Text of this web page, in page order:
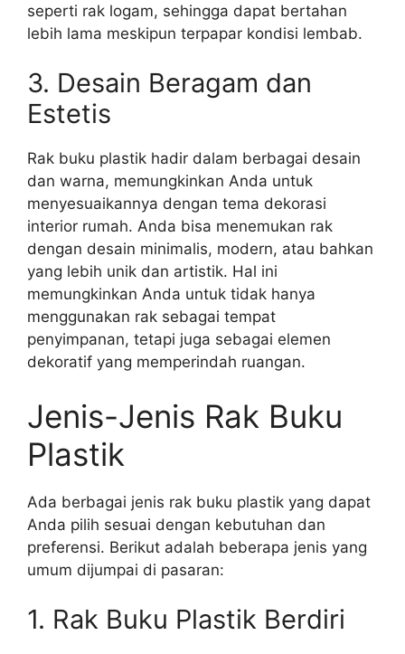
seperti rak logam, sehingga dapat bertahan
lebih lama meskipun terpapar kondisi lembab.
3. Desain Beragam dan
Estetis
Rak buku plastik hadir dalam berbagai desain
dan warna, memungkinkan Anda untuk
menyesuaikannya dengan tema dekorasi
interior rumah. Anda bisa menemukan rak
dengan desain minimalis, modern, atau bahkan
yang lebih unik dan artistik. Hal ini
memungkinkan Anda untuk tidak hanya
menggunakan rak sebagai tempat
penyimpanan, tetapi juga sebagai elemen
dekoratif yang memperindah ruangan.
Jenis-Jenis Rak Buku
Plastik
Ada berbagai jenis rak buku plastik yang dapat
Anda pilih sesuai dengan kebutuhan dan
preferensi. Berikut adalah beberapa jenis yang
umum dijumpai di pasaran:
1. Rak Buku Plastik Berdiri